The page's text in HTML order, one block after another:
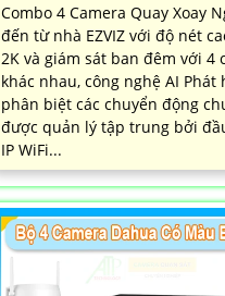
Combo 4 Camera Quay Xoay
đến từ nhà EZVIZ với độ nét
2K và giám sát ban đêm với 4
khác nhau, công nghệ AI Phát
phân biệt các chuyển động
được quản lý tập trung bởi
IP WiFi...